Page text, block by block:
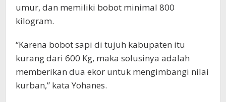
umur, dan memiliki bobot minimal 800
kilogram.
“Karena bobot sapi di tujuh kabupaten itu
kurang dari 600 Kg, maka solusinya adalah
memberikan dua ekor untuk mengimbangi nilai
kurban,” kata Yohanes.